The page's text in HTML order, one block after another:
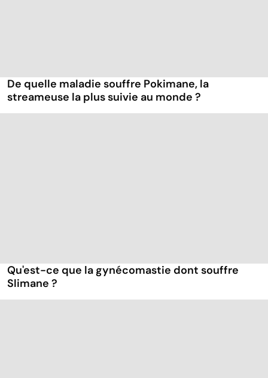
De quelle maladie souffre Pokimane, la
streameuse la plus suivie au monde ?
Qu'est-ce que la gynécomastie dont souffre
Slimane ?